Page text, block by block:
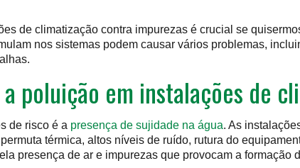
de climatização contra impurezas é crucial se
nos sistemas podem causar vários problemas,
poluição em instalações de
de risco é a presença de sujidade na água. As
térmica, altos níveis de ruído, rutura do
presença de ar e impurezas que provocam a formação